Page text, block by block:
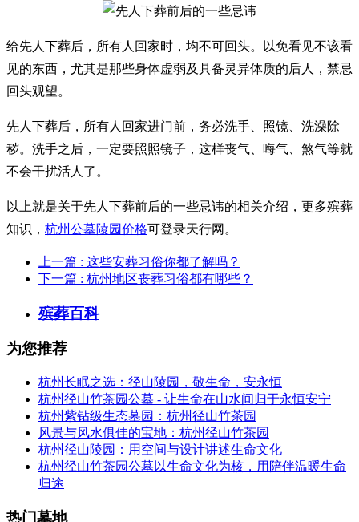
给先人下葬后，所有人回家时，均不可回头。以免看见不该看
见的东西，尤其是那些身体虚弱及具备灵异体质的后人，禁忌
回头观望。
先人下葬后，所有人回家进门前，务必洗手、照镜、洗澡除
秽。洗手之后，一定要照照镜子，这样丧气、晦气、煞气等就
不会干扰活人了。
以上就是关于先人下葬前后的一些忌讳的相关介绍，更多殡葬
知识， 杭州公墓陵园价格可登录天行网。
上一篇 : 这些安葬习俗你都了解吗？
下一篇 : 杭州地区丧葬习俗都有哪些？
殡葬百科
为您推荐
杭州长眠之选：径山陵园，敬生命，安永恒
杭州径山竹茶园公墓 - 让生命在山水间归于永恒安宁
杭州紫钻级生态墓园：杭州径山竹茶园
风景与风水俱佳的宝地：杭州径山竹茶园
杭州径山陵园：用空间与设计讲述生命文化
杭州径山竹茶园公墓以生命文化为核，用陪伴温暖生命
归途
热门墓地